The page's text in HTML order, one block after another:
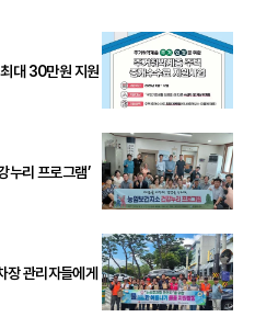
대 30만원 지원
누리 프로그램’
장 관리자들에게